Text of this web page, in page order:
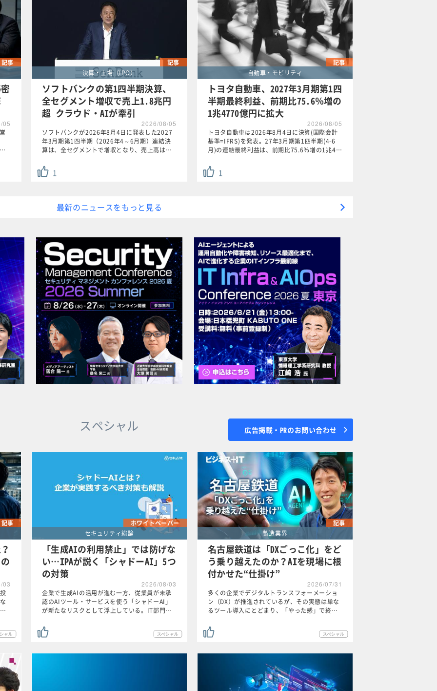
記事
05
…
記事
決算・上場（IPO）
ソフトバンクの第1四半期決算、
全セグメント増収で売上1.8兆円
超 クラウド・AIが牽引
2026/08/05
1
ソフトバンクが2026年8月4日に発表した2027
年3月期第1四半期（2026年4～6月期）連結決
算は、全セグメントで増収となり、売上高は…
記事
自動車・モビリティ
トヨタ自動車、2027年3月期第1四
半期最終利益、前期比75.6％増の
1兆4770億円に拡大
2026/08/05
1
トヨタ自動車は2026年8月4日に決算(国際会計
基準=IFRS)を発表。27年3月期第1四半期(4-6
月)の連結最終利益は、前期比75.6％増の1兆4…
最新のニュースをもっと見る
スペシャル 広告掲載・PRのお問い合わせ
記事
03
…
ホワイトペーパー
セキュリティ総論
「生成AIの利用禁止」では防げな
い…IPAが説く「シャドーAI」5つ
の対策
2026/08/03
企業で生成AIの活用が進む一方、従業員が未承
認のAIツール・サービスを使う「シャドーAI」
が新たなリスクとして浮上している。IT部門…
記事
製造業界
名古屋鉄道は「DXごっこ化」をど
う乗り越えたのか？AIを現場に根
付かせた“仕掛け”
2026/07/31
多くの企業でデジタルトランスフォーメーショ
ン（DX）が推進されているが、その実態は単な
るツール導入にとどまり、「やった感」で終…